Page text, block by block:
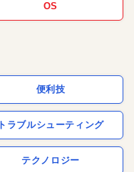
OS
便利技
トラブルシューティング
テクノロジー